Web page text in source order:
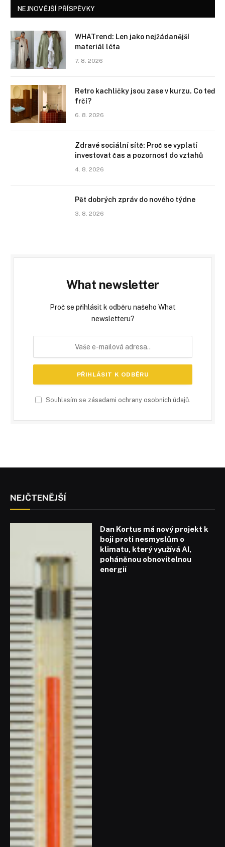
NEJNOVĚJŠÍ PŘÍSPĚVKY
WHATrend: Len jako nejžádanější
materiál léta
7. 8. 2026
Retro kachličky jsou zase v kurzu. Co teď
frčí?
6. 8. 2026
Zdravé sociální sítě: Proč se vyplatí
investovat čas a pozornost do vztahů
4. 8. 2026
Pět dobrých zpráv do nového týdne
3. 8. 2026
What newsletter
Proč se přihlásit k odběru našeho What
newsletteru?
Souhlasím se zásadami ochrany osobních údajů
NEJČTENĚJŠÍ
Dan Kortus má nový projekt k
boji proti nesmyslům o
klimatu, který využívá AI,
poháněnou obnovitelnou
energií